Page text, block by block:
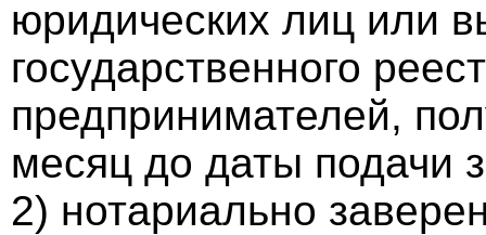
юридических лиц или
государственного
предпринимателей,
месяц до даты подачи
2) нотариально